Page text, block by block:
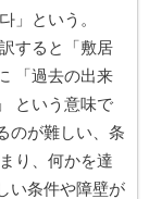
」という。
すると「敷居
「過去の出来
という意味で
のが難しい、条
り、何かを達
い条件や障壁が